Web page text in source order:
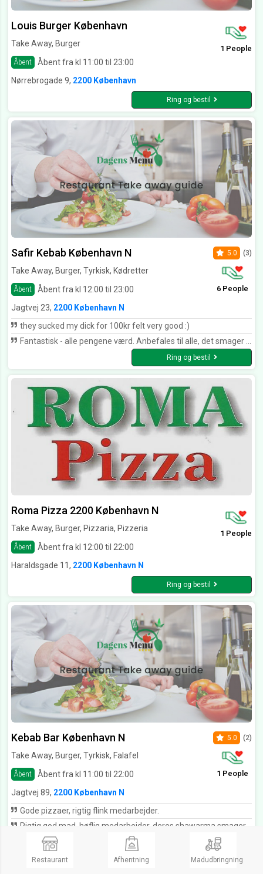
Louis Burger København
Take Away, Burger
Åbent Åbent fra kl 11:00 til 23:00
1 People
Nørrebrogade 9, 2200 København
Ring og bestil
Safir Kebab København N
Take Away, Burger, Tyrkisk, Kødretter
Åbent Åbent fra kl 12:00 til 23:00
5.0 (3)
6 People
Jagtvej 23, 2200 København N
they sucked my dick for 100kr felt very good :)
Fantastisk - alle pengene værd. Anbefales til alle, det smager virkelig godt.
Ring og bestil
Roma Pizza 2200 København N
Take Away, Burger, Pizzaria, Pizzeria
Åbent Åbent fra kl 12:00 til 22:00
1 People
Haraldsgade 11, 2200 København N
Ring og bestil
Kebab Bar København N
Take Away, Burger, Tyrkisk, Falafel
Åbent Åbent fra kl 11:00 til 22:00
5.0 (2)
1 People
Jagtvej 89, 2200 København N
Gode pizzaer, rigtig flink medarbejder.
Rigtig god mad, høflig medarbejder, deres shawarma smager rigtig godt!! ???? helt klart værd at tage en tur derned.
Ring og bestil
Restaurant Afhentning Madudbringning